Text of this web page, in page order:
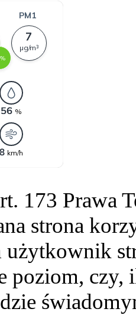
173 Prawa
strona
użytkownik
poziom,